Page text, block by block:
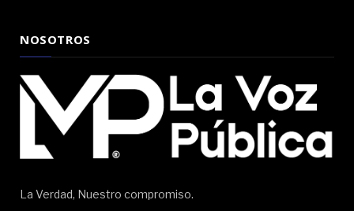
NOSOTROS
La Verdad, Nuestro compromiso.